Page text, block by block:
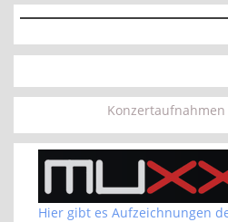
Hier gibt es Aufzeichnungen